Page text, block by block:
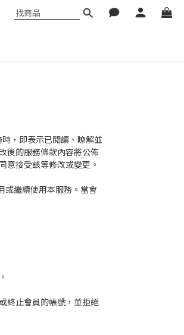
，即表示已閱讀、瞭解並
後的服務條款內容將公佈
意接受該等修改或變更。
或繼續使用本服務。當會
終止會員的帳號，並拒絕